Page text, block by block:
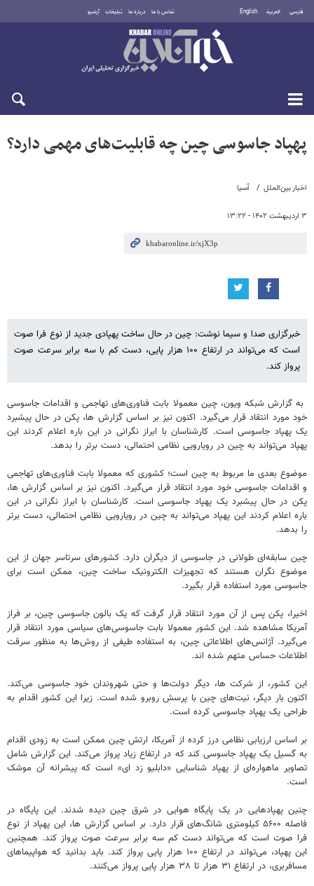
فارسی العربية English تماس با ما درباره ما تبلیغات آرشیو
جمعه ۱۶ مرداد ۱۴۰۵
اخبار بین‌الملل آسیا
۳ اردیبهشت ۱۴۰۲ - ۱۳:۲۲
پهپاد جاسوسی چین چه قابلیت‌های مهمی دارد؟
خبرگزاری صدا و سیما نوشت: چین در حال ساخت پهپادی جدید از نوع فرا صوت
است که می‌تواند در ارتفاع ۱۰۰ هزار پایی، دست کم با سه برابر سرعت صوت
پرواز کند.
به گزارش شبکه ویون، چین معمولا بابت فناوری‌های تهاجمی و اقدامات جاسوسی
خود مورد انتقاد قرار می‌گیرد. اکنون نیز بر اساس گزارش ها، پکن در حال پیشبرد
یک پهپاد جاسوسی است. کارشناسان با ابراز نگرانی در این باره اعلام کردند این
پهپاد می‌تواند به چین در رویارویی نظامی احتمالی، دست برتر را بدهد.
موضوع بعدی ما مربوط به چین است؛ کشوری که معمولا بابت فناوری‌های تهاجمی
و اقدامات جاسوسی خود مورد انتقاد قرار می‌گیرد. اکنون نیز بر اساس گزارش ها،
پکن در حال پیشبرد یک پهپاد جاسوسی است. کارشناسان با ابراز نگرانی در این
باره اعلام کردند این پهپاد می‌تواند به چین در رویارویی نظامی احتمالی، دست برتر
را بدهد.
چین سابقه‌ای طولانی در جاسوسی از دیگران دارد. کشورهای سرتاسر جهان از این
موضوع نگران هستند که تجهیزات الکترونیک ساخت چین، ممکن است برای
جاسوسی مورد استفاده قرار بگیرد.
اخیرا، پکن پس از آن مورد انتقاد قرار گرفت که یک بالون جاسوسی چین، بر فراز
آمریکا مشاهده شد. این کشور معمولا بابت جاسوسی‌های سیاسی مورد انتقاد قرار
می‌گیرد. آژانس‌های اطلاعاتی چین، به استفاده طیفی از روش‌ها به منظور سرقت
اطلاعات حساس متهم شده اند.
این کشور، از شرکت ها، دیگر دولت‌ها و حتی شهروندان خود جاسوسی می‌کند.
اکنون بار دیگر، نیت‌های چین با پرسش روبرو شده است. زیرا این کشور اقدام به
طراحی یک پهپاد جاسوسی کرده است.
بر اساس ارزیابی نظامی درز کرده از آمریکا، ارتش چین ممکن است به زودی اقدام
به گسیل یک پهپاد جاسوسی کند که در ارتفاع زیاد پرواز می‌کند. این گزارش شامل
تصاویر ماهواره‌ای از پهپاد شناسایی «دابلیو زد ای» است که پیشرانه آن موشک
است.
چنین پهپادهایی در یک پایگاه هوایی در شرق چین دیده شدند. این پایگاه در
فاصله ۵۶۰۰ کیلومتری شانگ‌های قرار دارد. بر اساس گزارش ها، این پهپاد از نوع
فرا صوت است که می‌تواند دست کم سه برابر سرعت صوت پرواز کند. همچنین
این پهپاد، می‌تواند در ارتفاع ۱۰۰ هزار پایی پرواز کند. باید بدانید که هواپیماهای
مسافربری، در ارتفاع ۳۱ هزار تا ۳۸ هزار پایی پرواز می‌کنند.